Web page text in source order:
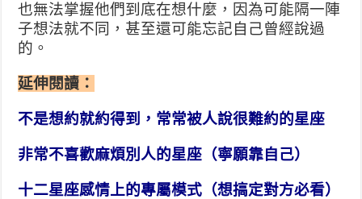
也無法掌握他們到底在想什麼，因為可能隔一陣
子想法就不同，甚至還可能忘記自己曾經說過
的。
延伸閱讀：
不是想約就約得到，常常被人說很難約的星座
非常不喜歡麻煩別人的星座（寧願靠自己）
十二星座感情上的專屬模式（想搞定對方必看）